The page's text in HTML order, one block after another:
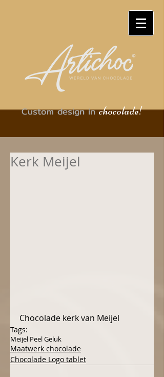
Custom design in chocolade!
Kerk Meijel
Chocolade kerk van Meijel
Tags:
Meijel Peel Geluk
Maatwerk chocolade
Chocolade Logo tablet